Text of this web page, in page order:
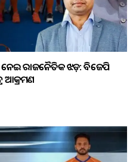
ରାଜନୈତିକ ଝଡ଼: ବିଜେପି
ଆକ୍ରମଣ